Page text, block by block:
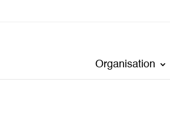
Organisation